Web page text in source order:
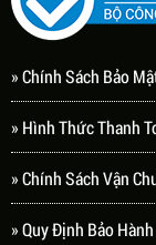
» Chính Sách Bảo
» Hình Thức Thanh
» Chính Sách Vận
» Quy Định Bảo Hành